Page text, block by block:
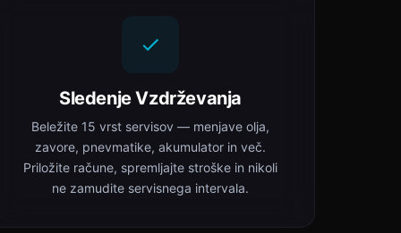
Sledenje Vzdrževanja
Beležite 15 vrst servisov — menjave olja,
zavore, pnevmatike, akumulator in več.
Priložite račune, spremljajte stroške in nikoli
ne zamudite servisnega intervala.